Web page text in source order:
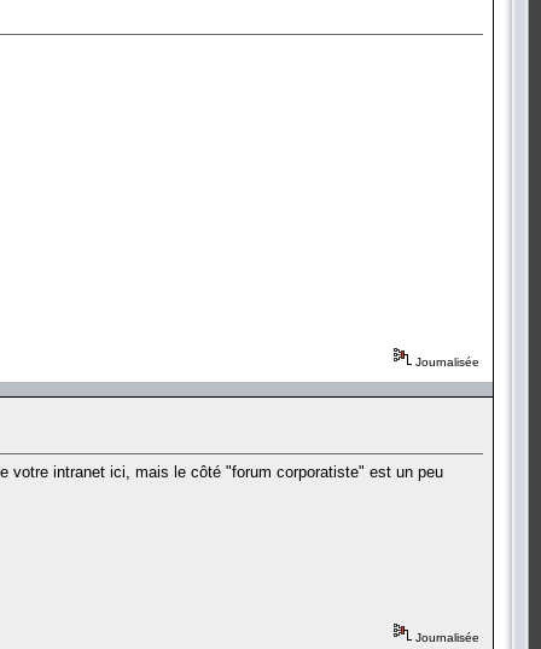
Journalisée
votre intranet ici, mais le côté "forum corporatiste" est un peu
Journalisée